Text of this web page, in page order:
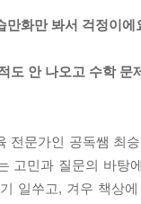
른 책도 좋아할 확률이
례는 대부분 유사한
고 초등 고학년이 되
지만 실제로는 훑어
만화만 봐서 걱정이에
도 안 나오고 수학 문
전문가인 공독쌤 최
고민과 질문의 바
일쑤고, 겨우 책상